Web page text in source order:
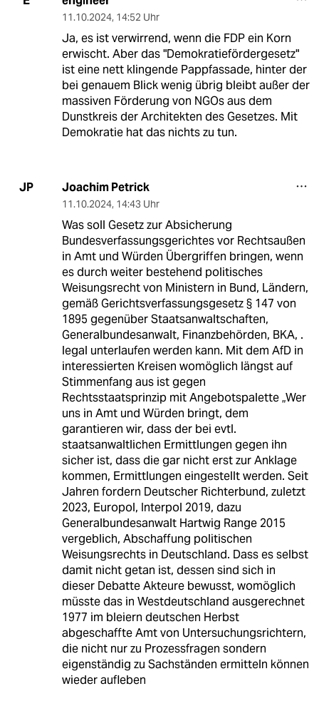
11.10.2024, 14:52 Uhr
Ja, es ist verwirrend, wenn die FDP ein Korn
erwischt. Aber das "Demokratiefördergesetz"
ist eine nett klingende Pappfassade, hinter der
bei genauem Blick wenig übrig bleibt außer der
massiven Förderung von NGOs aus dem
Dunstkreis der Architekten des Gesetzes. Mit
Demokratie hat das nichts zu tun.
JP Joachim Petrick
11.10.2024, 14:43 Uhr
Was soll Gesetz zur Absicherung
Bundesverfassungsgerichtes vor Rechtsaußen
in Amt und Würden Übergriffen bringen, wenn
es durch weiter bestehend politisches
Weisungsrecht von Ministern in Bund, Ländern,
gemäß Gerichtsverfassungsgesetz § 147 von
1895 gegenüber Staatsanwaltschaften,
Generalbundesanwalt, Finanzbehörden, BKA, .
legal unterlaufen werden kann. Mit dem AfD in
interessierten Kreisen womöglich längst auf
Stimmenfang aus ist gegen
Rechtsstaatsprinzip mit Angebotspalette „Wer
uns in Amt und Würden bringt, dem
garantieren wir, dass der bei evtl.
staatsanwaltlichen Ermittlungen gegen ihn
sicher ist, dass die gar nicht erst zur Anklage
kommen, Ermittlungen eingestellt werden. Seit
Jahren fordern Deutscher Richterbund, zuletzt
2023, Europol, Interpol 2019, dazu
Generalbundesanwalt Hartwig Range 2015
vergeblich, Abschaffung politischen
Weisungsrechts in Deutschland. Dass es selbst
damit nicht getan ist, dessen sind sich in
dieser Debatte Akteure bewusst, womöglich
müsste das in Westdeutschland ausgerechnet
1977 im bleiern deutschen Herbst
abgeschaffte Amt von Untersuchungsrichtern,
die nicht nur zu Prozessfragen sondern
eigenständig zu Sachständen ermitteln können
wieder aufleben